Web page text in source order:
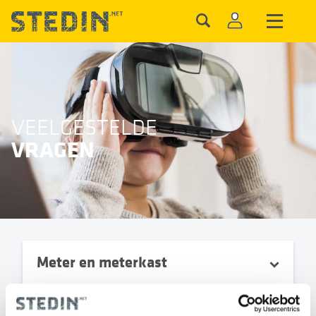
VEELGESTELDE
VRAGEN
Meter en meterkast